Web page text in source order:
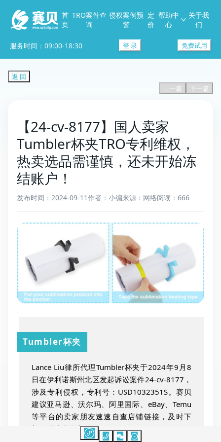
首
页
TRO案件查
询
侵权案例预
警
定
价
帮助中
心
关于我
们
服务时间：09:00-18:30 登 录 免费试用
返 回
上一篇
下一篇
【24-cv-8177】国人卖家
Tumbler杯夹TRO专利维权，
热卖选品需谨慎，还未开始冻
结账户！
发布时间：2024-09-11作者：小编来源：网络阅读：666
Tumbler杯夹
Lance Liu律所代理Tumbler杯夹于2024年9月8
日在伊利诺斯州北区发起诉讼案件24-cv-8177，
涉及专利侵权，专利号：USD1032351S。赛贝
建议亚马逊、沃尔玛、阿里国际、eBay、Temu
等平台的卖家朋友速速自查店铺链接，及时下
架，以减少损失。